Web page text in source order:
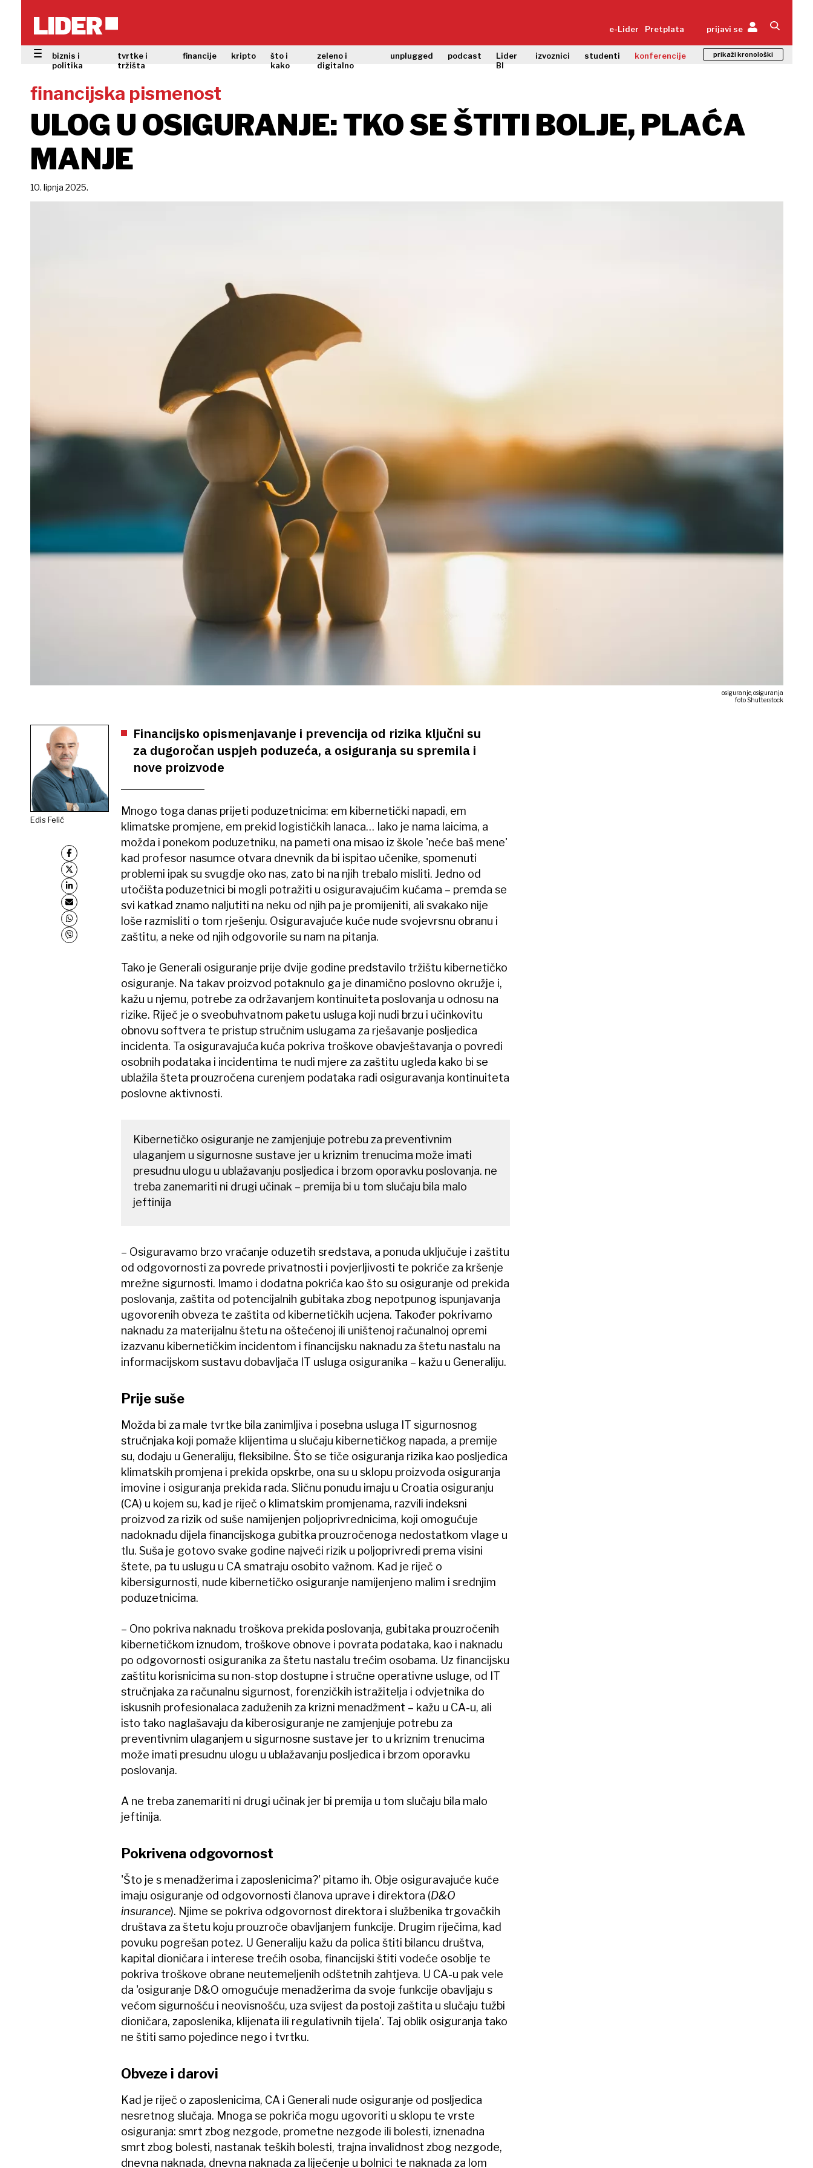
e-Lider Pretplata prijavi se
biznis i
politika
tvrtke i
tržišta
financije kripto
što i
kako
zeleno i
digitalno
unplugged podcast
Lider
BI
izvoznici studenti konferencije prikaži kronološki
financijska pismenost
ULOG U OSIGURANJE: TKO SE ŠTITI BOLJE, PLAĆA
MANJE
10. lipnja 2025.
osiguranje, osiguranja
foto Shutterstock
Edis Felić
Financijsko opismenjavanje i prevencija od rizika ključni su
za dugoročan uspjeh poduzeća, a osiguranja su spremila i
nove proizvode
Mnogo toga danas prijeti poduzetnicima: em kibernetički napadi, em
klimatske promjene, em prekid logističkih lanaca… Iako je nama laicima, a
možda i ponekom poduzetniku, na pameti ona misao iz škole 'neće baš mene'
kad profesor nasumce otvara dnevnik da bi ispitao učenike, spomenuti
problemi ipak su svugdje oko nas, zato bi na njih trebalo misliti. Jedno od
utočišta poduzetnici bi mogli potražiti u osiguravajućim kućama – premda se
svi katkad znamo naljutiti na neku od njih pa je promijeniti, ali svakako nije
loše razmisliti o tom rješenju. Osiguravajuće kuće nude svojevrsnu obranu i
zaštitu, a neke od njih odgovorile su nam na pitanja.
Tako je Generali osiguranje prije dvije godine predstavilo tržištu kibernetičko
osiguranje. Na takav proizvod potaknulo ga je dinamično poslovno okružje i,
kažu u njemu, potrebe za održavanjem kontinuiteta poslovanja u odnosu na
rizike. Riječ je o sveobuhvatnom paketu usluga koji nudi brzu i učinkovitu
obnovu softvera te pristup stručnim uslugama za rješavanje posljedica
incidenta. Ta osiguravajuća kuća pokriva troškove obavještavanja o povredi
osobnih podataka i incidentima te nudi mjere za zaštitu ugleda kako bi se
ublažila šteta prouzročena curenjem podataka radi osiguravanja kontinuiteta
poslovne aktivnosti.
Kibernetičko osiguranje ne zamjenjuje potrebu za preventivnim
ulaganjem u sigurnosne sustave jer u kriznim trenucima može imati
presudnu ulogu u ublažavanju posljedica i brzom oporavku poslovanja. ne
treba zanemariti ni drugi učinak – premija bi u tom slučaju bila malo
jeftinija
– Osiguravamo brzo vraćanje oduzetih sredstava, a ponuda uključuje i zaštitu
od odgovornosti za povrede privatnosti i povjerljivosti te pokriće za kršenje
mrežne sigurnosti. Imamo i dodatna pokrića kao što su osiguranje od prekida
poslovanja, zaštita od potencijalnih gubitaka zbog nepotpunog ispunjavanja
ugovorenih obveza te zaštita od kibernetičkih ucjena. Također pokrivamo
naknadu za materijalnu štetu na oštećenoj ili uništenoj računalnoj opremi
izazvanu kibernetičkim incidentom i financijsku naknadu za štetu nastalu na
informacijskom sustavu dobavljača IT usluga osiguranika – kažu u Generaliju.
Prije suše
Možda bi za male tvrtke bila zanimljiva i posebna usluga IT sigurnosnog
stručnjaka koji pomaže klijentima u slučaju kibernetičkog napada, a premije
su, dodaju u Generaliju, fleksibilne. Što se tiče osiguranja rizika kao posljedica
klimatskih promjena i prekida opskrbe, ona su u sklopu proizvoda osiguranja
imovine i osiguranja prekida rada. Sličnu ponudu imaju u Croatia osiguranju
(CA) u kojem su, kad je riječ o klimatskim promjenama, razvili indeksni
proizvod za rizik od suše namijenjen poljoprivrednicima, koji omogućuje
nadoknadu dijela financijskoga gubitka prouzročenoga nedostatkom vlage u
tlu. Suša je gotovo svake godine najveći rizik u poljoprivredi prema visini
štete, pa tu uslugu u CA smatraju osobito važnom. Kad je riječ o
kibersigurnosti, nude kibernetičko osiguranje namijenjeno malim i srednjim
poduzetnicima.
– Ono pokriva naknadu troškova prekida poslovanja, gubitaka prouzročenih
kibernetičkom iznudom, troškove obnove i povrata podataka, kao i naknadu
po odgovornosti osiguranika za štetu nastalu trećim osobama. Uz financijsku
zaštitu korisnicima su non-stop dostupne i stručne operativne usluge, od IT
stručnjaka za računalnu sigurnost, forenzičkih istražitelja i odvjetnika do
iskusnih profesionalaca zaduženih za krizni menadžment – kažu u CA-u, ali
isto tako naglašavaju da kiberosiguranje ne zamjenjuje potrebu za
preventivnim ulaganjem u sigurnosne sustave jer to u kriznim trenucima
može imati presudnu ulogu u ublažavanju posljedica i brzom oporavku
poslovanja.
A ne treba zanemariti ni drugi učinak jer bi premija u tom slučaju bila malo
jeftinija.
Pokrivena odgovornost
'Što je s menadžerima i zaposlenicima?' pitamo ih. Obje osiguravajuće kuće
imaju osiguranje od odgovornosti članova uprave i direktora (D&O
insurance). Njime se pokriva odgovornost direktora i službenika trgovačkih
društava za štetu koju prouzroče obavljanjem funkcije. Drugim riječima, kad
povuku pogrešan potez. U Generaliju kažu da polica štiti bilancu društva,
kapital dioničara i interese trećih osoba, financijski štiti vodeće osoblje te
pokriva troškove obrane neutemeljenih odštetnih zahtjeva. U CA-u pak vele
da 'osiguranje D&O omogućuje menadžerima da svoje funkcije obavljaju s
većom sigurnošću i neovisnošću, uza svijest da postoji zaštita u slučaju tužbi
dioničara, zaposlenika, klijenata ili regulativnih tijela'. Taj oblik osiguranja tako
ne štiti samo pojedince nego i tvrtku.
Obveze i darovi
Kad je riječ o zaposlenicima, CA i Generali nude osiguranje od posljedica
nesretnog slučaja. Mnoga se pokrića mogu ugovoriti u sklopu te vrste
osiguranja: smrt zbog nezgode, prometne nezgode ili bolesti, iznenadna
smrt zbog bolesti, nastanak teških bolesti, trajna invalidnost zbog nezgode,
dnevna naknada, dnevna naknada za liječenje u bolnici te naknada za lom